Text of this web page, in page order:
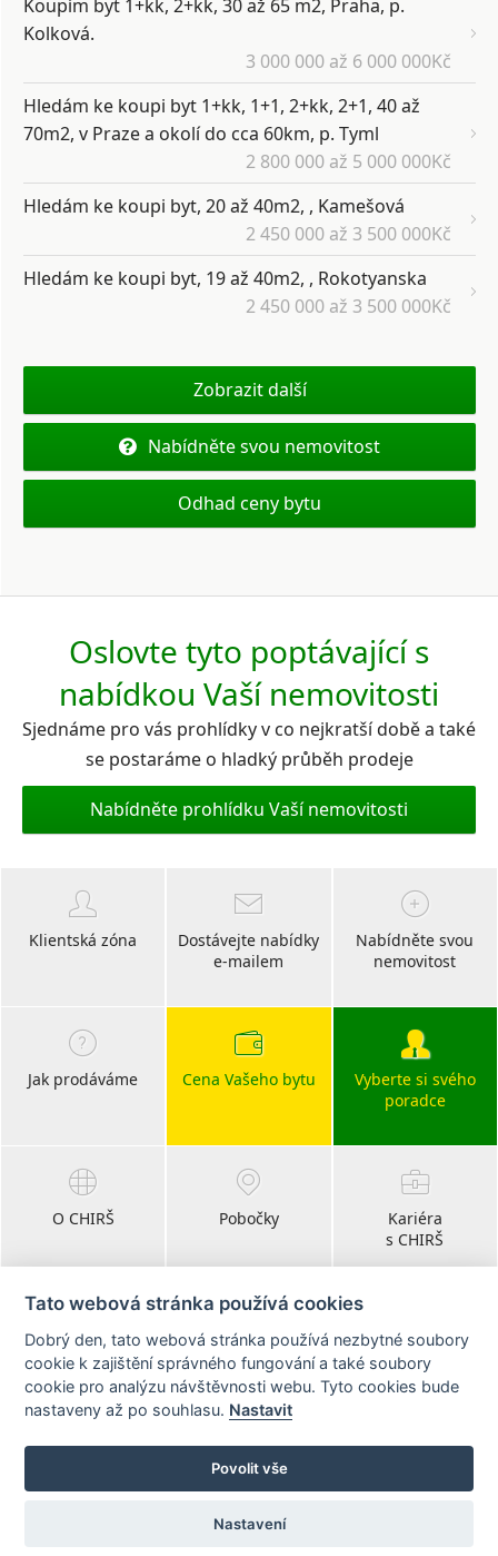
Koupím byt 1+kk, 2+kk, 30 až 65 m2, Praha, p.
Kolková.
3 000 000 až 6 000 000Kč
Hledám ke koupi byt 1+kk, 1+1, 2+kk, 2+1, 40 až
70m2, v Praze a okolí do cca 60km, p. Tyml
2 800 000 až 5 000 000Kč
Hledám ke koupi byt, 20 až 40m2, , Kamešová
2 450 000 až 3 500 000Kč
Hledám ke koupi byt, 19 až 40m2, , Rokotyanska
2 450 000 až 3 500 000Kč
Zobrazit další
Nabídněte svou nemovitost
Odhad ceny bytu
Oslovte tyto poptávající s
nabídkou Vaší nemovitosti
Sjednáme pro vás prohlídky v co nejkratší době a také
se postaráme o hladký průběh prodeje
Nabídněte prohlídku Vaší nemovitosti
Klientská zóna
Dostávejte nabídky
e-mailem
Nabídněte svou
nemovitost
Jak prodáváme Cena Vašeho bytu
Vyberte si svého
poradce
O CHIRŠ Pobočky
Kariéra
s CHIRŠ
Blog
realitní články
Tato webová stránka používá cookies
Dobrý den, tato webová stránka používá nezbytné soubory
cookie k zajištění správného fungování a také soubory
cookie pro analýzu návštěvnosti webu. Tyto cookies bude
nastaveny až po souhlasu. Nastavit
Povolit vše
Nastavení